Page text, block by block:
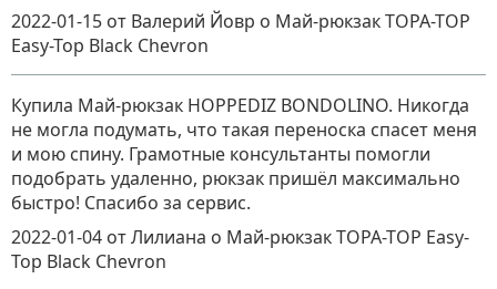
2022-01-15 от Валерий Йовр о Май-рюкзак TOPA-TOP
Easy-Top Black Chevron
Купила Май-рюкзак HOPPEDIZ BONDOLINO. Никогда
не могла подумать, что такая переноска спасет меня
и мою спину. Грамотные консультанты помогли
подобрать удаленно, рюкзак пришёл максимально
быстро! Спасибо за сервис.
2022-01-04 от Лилиана о Май-рюкзак TOPA-TOP Easy-
Top Black Chevron